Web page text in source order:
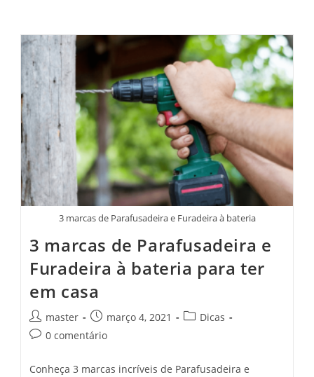
3 marcas de Parafusadeira e Furadeira à bateria
3 marcas de Parafusadeira e
Furadeira à bateria para ter
em casa
master março 4, 2021
Dicas
0 comentário
Conheça 3 marcas incríveis de Parafusadeira e